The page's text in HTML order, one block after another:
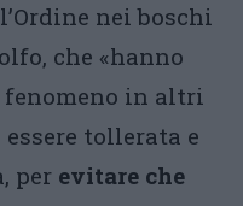
nei boschi
che «hanno
fenomeno in altri
tollerata e
per evitare che